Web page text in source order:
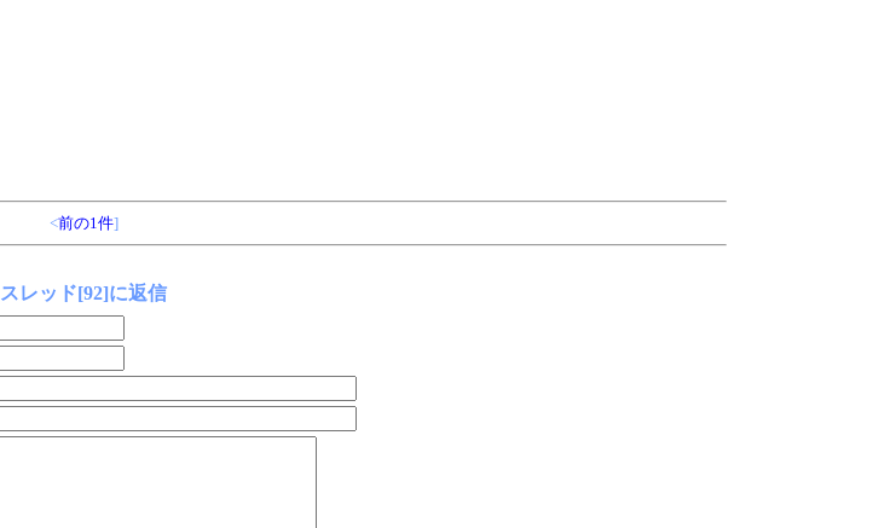
<前の1件]
スレッド[92]に返信